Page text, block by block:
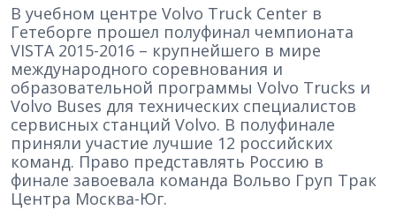
В учебном центре Volvo Truck Center в
Гетеборге прошел полуфинал чемпионата
VISTA 2015-2016 – крупнейшего в мире
международного соревнования и
образовательной программы Volvo Trucks и
Volvo Buses для технических специалистов
сервисных станций Volvo. В полуфинале
приняли участие лучшие 12 российских
команд. Право представлять Россию в
финале завоевала команда Вольво Груп Трак
Центра Москва-Юг.